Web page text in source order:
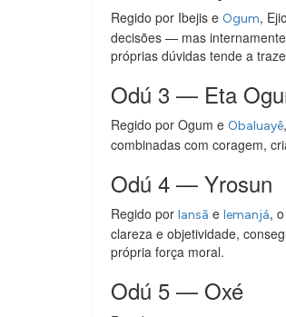
Regido por Ibejis e Ogum,
decisões — mas
próprias dúvidas tende a
Odú 3 — Eta
Regido por Ogum e Obaluayê
combinadas com coragem,
Odú 4 — Yrosun
Regido por Iansã e Iemanjá,
clareza e objetividade,
própria força moral.
Odú 5 — Oxé